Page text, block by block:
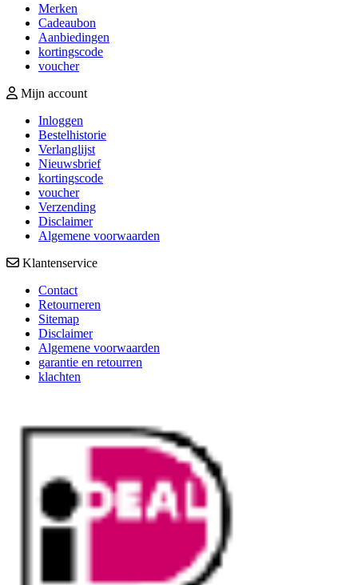
Merken
Cadeaubon
Aanbiedingen
kortingscode
voucher
Mijn account
Inloggen
Bestelhistorie
Verlanglijst
Nieuwsbrief
kortingscode
voucher
Verzending
Disclaimer
Algemene voorwaarden
Klantenservice
Contact
Retourneren
Sitemap
Disclaimer
Algemene voorwaarden
garantie en retourren
klachten